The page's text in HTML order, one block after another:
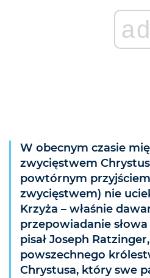
ad
W obecnym czasie
zwycięstwem
powtórnym
zwycięstwem) nie
Krzyża – właśnie
przepowiadanie
pisał Joseph
powszechnego
Chrystusa, który swe